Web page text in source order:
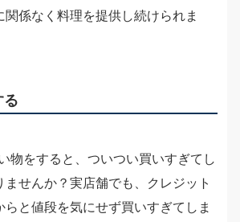
関係なく料理を提供し続けられま
る
物をすると、ついつい買いすぎてし
ませんか？実店舗でも、クレジット
らと値段を気にせず買いすぎてしま